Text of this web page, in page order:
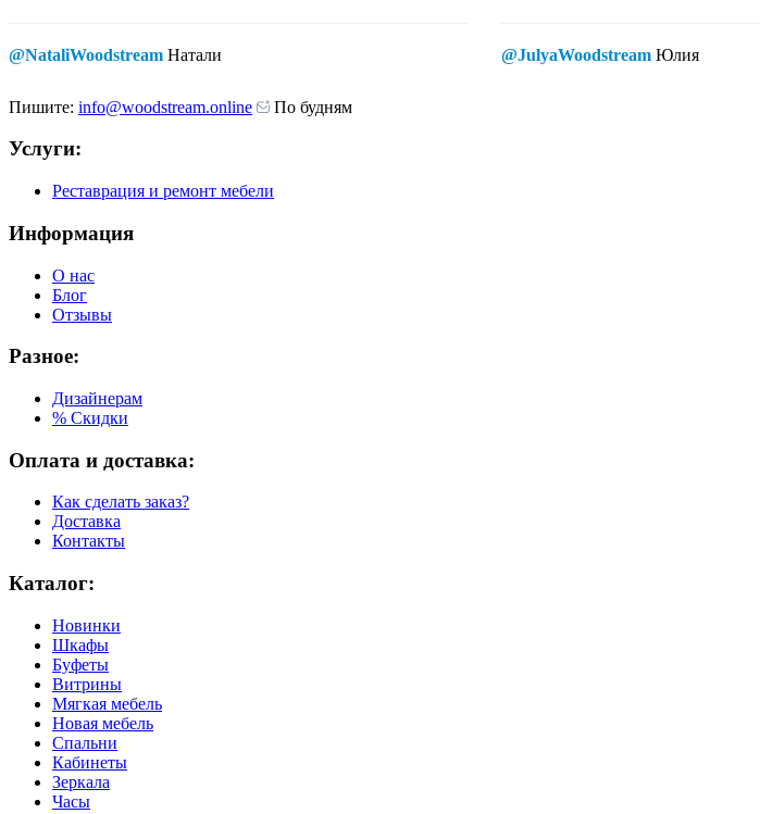
@NataliWoodstream Натали @JulyaWoodstream Юлия
Пишите: info@woodstream.online По будням
Услуги:
Реставрация и ремонт мебели
Информация
О нас
Блог
Отзывы
Разное:
Дизайнерам
% Скидки
Оплата и доставка:
Как сделать заказ?
Доставка
Контакты
Каталог:
Новинки
Шкафы
Буфеты
Витрины
Мягкая мебель
Новая мебель
Спальни
Кабинеты
Зеркала
Часы